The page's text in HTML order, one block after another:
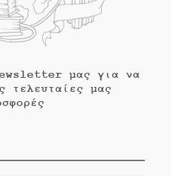
μας για να
τελευταίες μας